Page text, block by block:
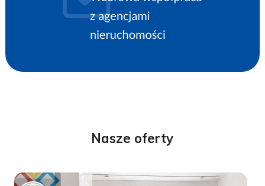
Nasze oferty